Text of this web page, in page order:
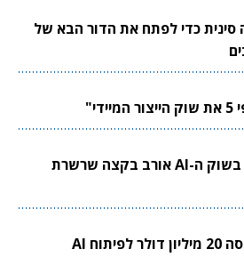
סינית כדי לפתח את הדור הבא של
צוואר הבקבוק הבא בשוק ה-AI אורב בקצה שרשרת
Limitless Labs גייסה 20 מיליון דולר לפיתוח AI